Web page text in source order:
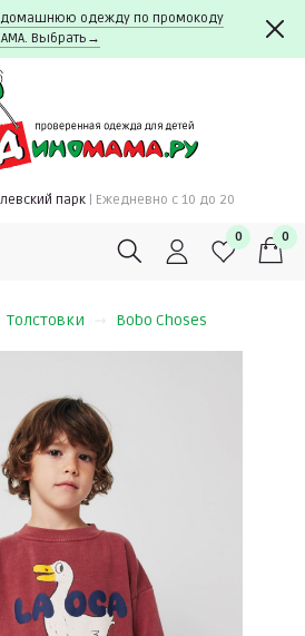
одежду по промокоду
Выбрать→
парк | Ежедневно c 10 до 20
0 0
Толстовки Bobo Choses